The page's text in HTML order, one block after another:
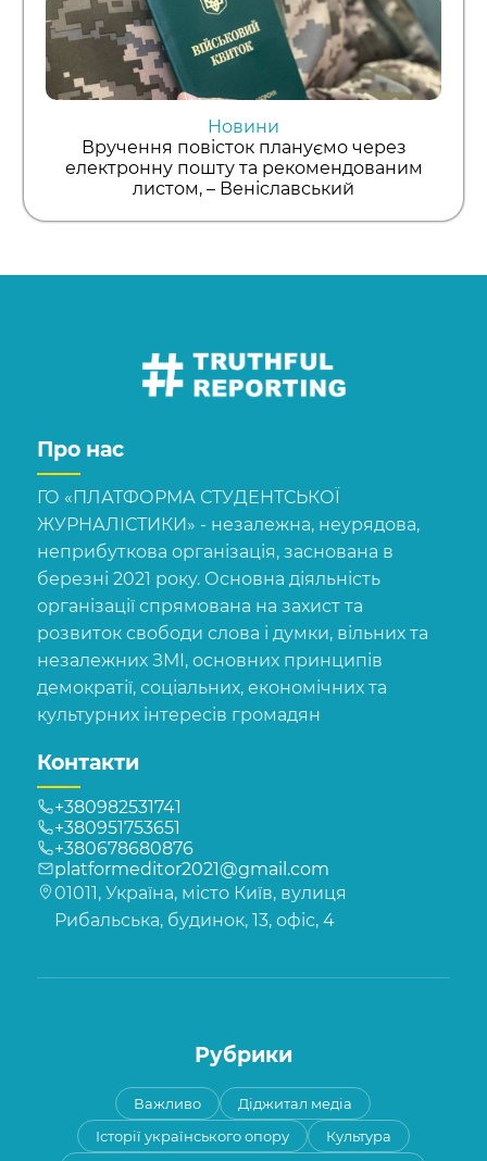
Новини
Вручення повісток плануємо через
електронну пошту та рекомендованим
листом, – Веніславський
Про нас
ГО «ПЛАТФОРМА СТУДЕНТСЬКОЇ
ЖУРНАЛІСТИКИ» - незалежна, неурядова,
неприбуткова організація, заснована в
березні 2021 року. Основна діяльність
організації спрямована на захист та
розвиток свободи слова і думки, вільних та
незалежних ЗМІ, основних принципів
демократії, соціальних, економічних та
культурних інтересів громадян
Контакти
+380982531741
+380951753651
+380678680876
platformeditor2021@gmail.com
01011, Україна, місто Київ, вулиця
Рибальська, будинок, 13, офіс, 4
Рубрики
Важливо
Діджитал медіа
Історії українського опору
Культура